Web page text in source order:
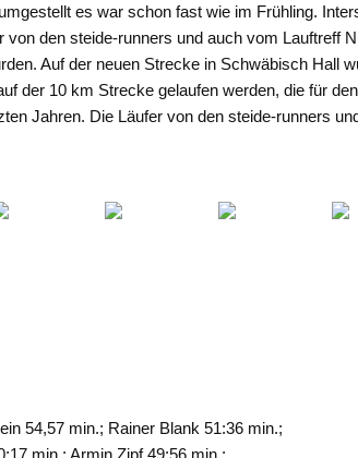
es war schon fast wie im Frühling.
von den steide-runners und auch vom Lauftreff
Auf der neuen Strecke in Schwäbisch Hall
der 10 km Strecke gelaufen werden, die für
Jahren. Die Läufer von den steide-runners
54,57 min.; Rainer Blank 51:36 min.;
min.; Armin Zipf 49:56 min.;